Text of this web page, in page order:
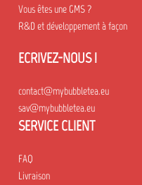
Vous êtes une GMS ?
R&D et développement à façon
ECRIVEZ-NOUS !
contact@mybubbletea.eu
sav@mybubbletea.eu
SERVICE CLIENT
FAQ
Livraison